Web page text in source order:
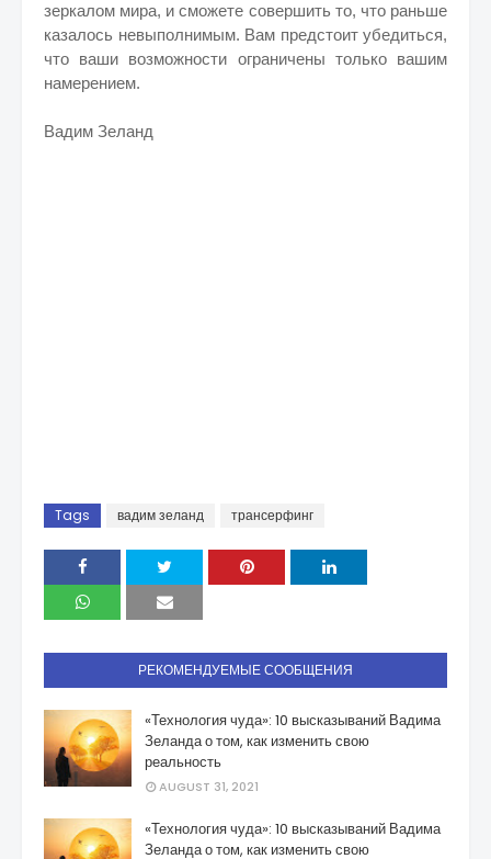
зеркалом мира, и сможете совершить то, что раньше
казалось невыполнимым. Вам предстоит убедиться,
что ваши возможности ограничены только вашим
намерением.
Вадим Зеланд
Tags вадим зеланд трансерфинг
РЕКОМЕНДУЕМЫЕ СООБЩЕНИЯ
«Технология чуда»: 10 высказываний Вадима
Зеланда о том, как изменить свою
реальность
AUGUST 31, 2021
«Технология чуда»: 10 высказываний Вадима
Зеланда о том, как изменить свою